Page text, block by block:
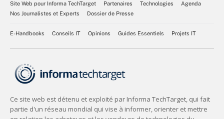
Site Web pour Informa TechTarget Partenaires Technologies
Agenda
Nos Journalistes et Experts
Dossier de Presse
E-Handbooks Conseils IT Opinions Guides Essentiels Projets IT